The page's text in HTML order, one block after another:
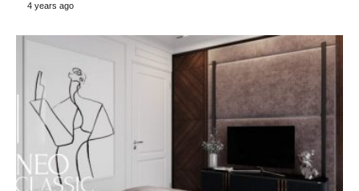
4 years ago